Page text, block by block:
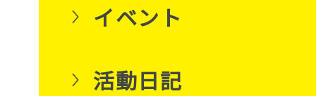
イベント
活動日記